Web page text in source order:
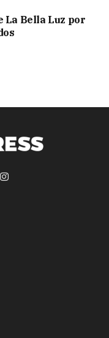
La Bella Luz por
Instagram